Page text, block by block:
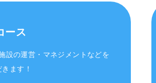
ース
設の運営・マネジメントなどを
ます！